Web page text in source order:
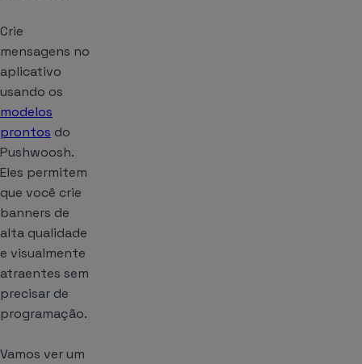
Crie
mensagens no
aplicativo
usando os
modelos
prontos do
Pushwoosh.
Eles permitem
que você crie
banners de
alta qualidade
e visualmente
atraentes sem
precisar de
programação.
Vamos ver um